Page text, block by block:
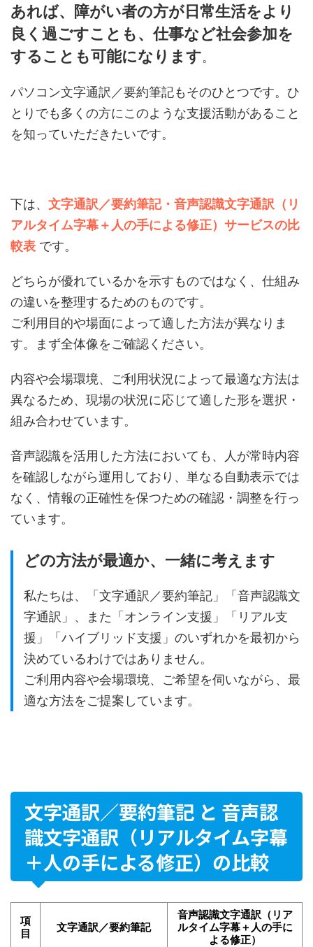
あれば、障がい者の方が日常生活をより
良く過ごすことも、仕事など社会参加を
することも可能になります。
パソコン文字通訳／要約筆記もそのひとつです。ひ
とりでも多くの方にこのような支援活動があること
を知っていただきたいです。
下は、 文字通訳／要約筆記・音声認識文字通訳（リ
アルタイム字幕＋人の手による修正）サービスの比
較表 です。
どちらが優れているかを示すものではなく、仕組み
の違いを整理するためのものです。
ご利用目的や場面によって適した方法が異なりま
す。まず全体像をご確認ください。
内容や会場環境、ご利用状況によって最適な方法は
異なるため、現場の状況に応じて適した形を選択・
組み合わせています。
音声認識を活用した方法においても、人が常時内容
を確認しながら運用しており、単なる自動表示では
なく、情報の正確性を保つための確認・調整を行っ
ています。
どの方法が最適か、一緒に考えます
私たちは、「文字通訳／要約筆記」「音声認識文
字通訳」、また「オンライン支援」「リアル支
援」「ハイブリッド支援」のいずれかを最初から
決めているわけではありません。
ご利用内容や会場環境、ご希望を伺いながら、最
適な方法をご提案しています。
文字通訳／要約筆記 と 音声認
識文字通訳（リアルタイム字幕
＋人の手による修正）の比較
項
目
文字通訳／要約筆記
音声認識文字通訳（リア
ルタイム字幕＋人の手に
よる修正）